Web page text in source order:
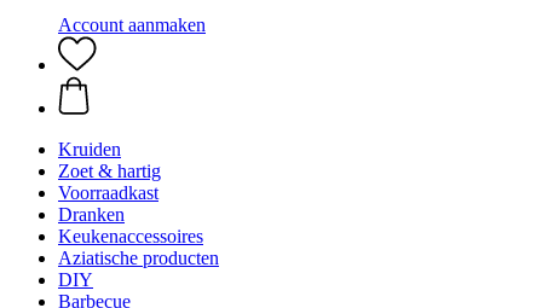
Account aanmaken
Kruiden
Zoet & hartig
Voorraadkast
Dranken
Keukenaccessoires
Aziatische producten
DIY
Barbecue